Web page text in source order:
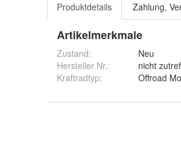
Produktdetails Zahlung,
Artikelmerkmale
Zustand:
Neu
Hersteller Nr.:
nicht
Kraftradtyp: Offroad